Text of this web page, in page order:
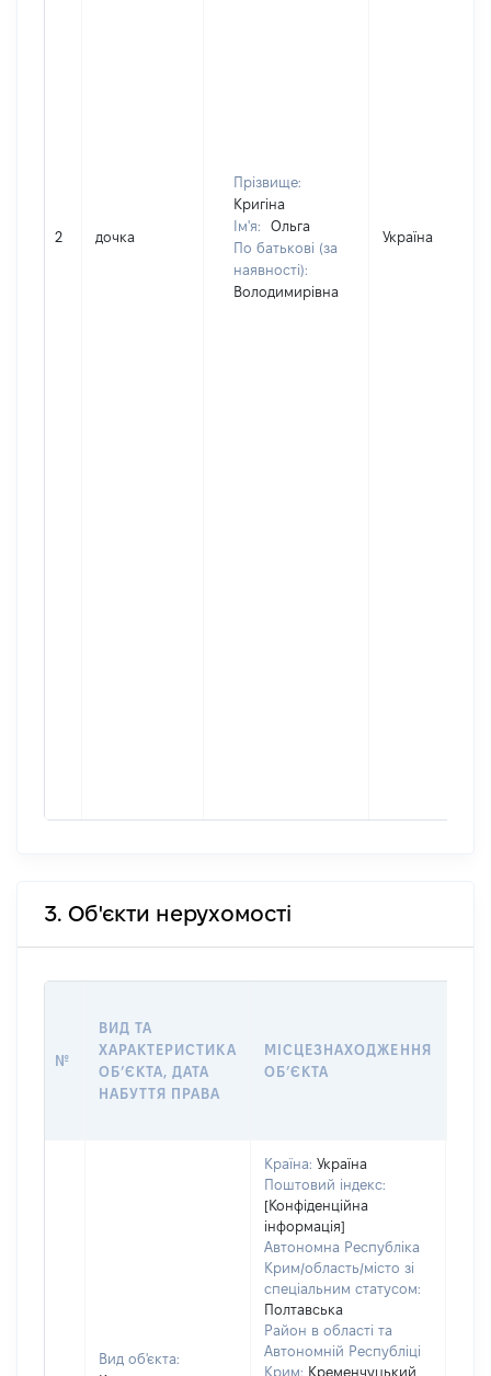
2 дочка
Прізвище:
Кригіна
Ім'я:
Ольга
По батькові (за
наявності):
Володимирівна
Україна
3. Об'єкти нерухомості
№
ВИД ТА
ХАРАКТЕРИСТИКА
ОБʼЄКТА, ДАТА
НАБУТТЯ ПРАВА
МІСЦЕЗНАХОДЖЕННЯ
ОБʼЄКТА
Вид об'єкта:
Країна: Україна
Поштовий індекс:
[Конфіденційна
інформація]
Автономна Республіка
Крим/область/місто зі
спеціальним статусом:
Полтавська
Район в області та
Автономній Республіці
Крим: Кременчуцький